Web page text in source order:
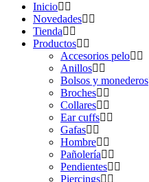
Inicio
Novedades
Tienda
Productos
Accesorios pelo
Anillos
Bolsos y monederos
Broches
Collares
Ear cuffs
Gafas
Hombre
Pañolería
Pendientes
Piercings